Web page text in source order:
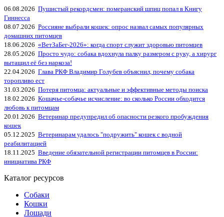
06.08.2026 Пушистый рекордсмен: померанский шпиц попал в Книгу
Гиннесса
08.07.2026 Россияне выбрали кошек: опрос назвал самых популярных
домашних питомцев
18.06.2026 «ВетЗаБег‑2026»: когда спорт служит здоровью питомцев
28.05.2026 Просто чудо: собака вдохнула палку размером с руку, а хирург
вытащил её без наркоза!
22.04.2026 Глава РКФ Владимир Голубев объяснил, почему собака
торопливо ест
31.03.2026 Потеря питомца: актуальные и эффективные методы поиска
18.02.2026 Кошачье-собачье исчисление: во сколько России обходится
любовь к питомцам
20.01.2026 Ветеринар предупредил об опасности резкого пробуждения
кошек
05.12.2025 Ветеринарам удалось "подружить" кошек с водной
реабилитацией
18.11.2025 Введение обязательной регистрации питомцев в России:
инициатива РКФ
Каталог ресурсов
Собаки
Кошки
Лошади